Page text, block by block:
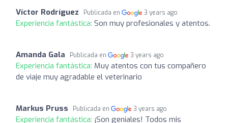
Víctor Rodríguez Publicada en 3 years ago
Experiencia fantástica: Son muy profesionales y atentos.
Amanda Gala Publicada en 3 years ago
Experiencia fantástica: Muy atentos con tus compañero
de viaje muy agradable el veterinario
Markus Pruss Publicada en 3 years ago
Experiencia fantástica: ¡Son geniales! Todos mis